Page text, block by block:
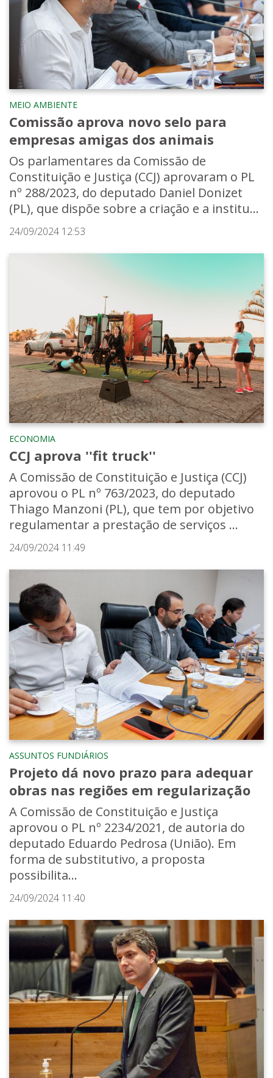
MEIO AMBIENTE
Comissão aprova novo selo para
empresas amigas dos animais
Os parlamentares da Comissão de
Constituição e Justiça (CCJ) aprovaram o PL
nº 288/2023, do deputado Daniel Donizet
(PL), que dispõe sobre a criação e a institu...
24/09/2024 12:53
ECONOMIA
CCJ aprova ''fit truck''
A Comissão de Constituição e Justiça (CCJ)
aprovou o PL nº 763/2023, do deputado
Thiago Manzoni (PL), que tem por objetivo
regulamentar a prestação de serviços ...
24/09/2024 11:49
ASSUNTOS FUNDIÁRIOS
Projeto dá novo prazo para adequar
obras nas regiões em regularização
A Comissão de Constituição e Justiça
aprovou o PL nº 2234/2021, de autoria do
deputado Eduardo Pedrosa (União). Em
forma de substitutivo, a proposta
possibilita...
24/09/2024 11:40